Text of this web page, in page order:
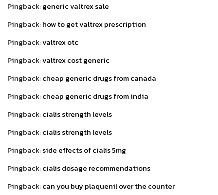
Pingback:generic valtrex sale
Pingback:how to get valtrex prescription
Pingback:valtrex otc
Pingback:valtrex cost generic
Pingback:cheap generic drugs from canada
Pingback:cheap generic drugs from india
Pingback:cialis strength levels
Pingback:cialis strength levels
Pingback:side effects of cialis 5mg
Pingback:cialis dosage recommendations
Pingback:can you buy plaquenil over the counter